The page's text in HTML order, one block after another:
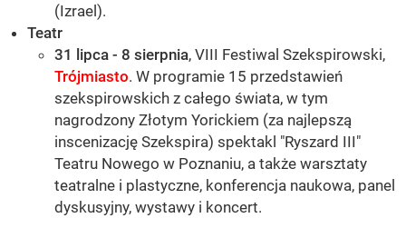
(Izrael).
Teatr
31 lipca - 8 sierpnia, VIII Festiwal Szekspirowski,
Trójmiasto. W programie 15 przedstawień
szekspirowskich z całego świata, w tym
nagrodzony Złotym Yorickiem (za najlepszą
inscenizację Szekspira) spektakl "Ryszard III"
Teatru Nowego w Poznaniu, a także warsztaty
teatralne i plastyczne, konferencja naukowa, panel
dyskusyjny, wystawy i koncert.